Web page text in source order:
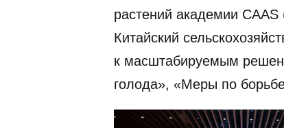
растений академии
Китайский
к масштабируемым
голода», «Меры по